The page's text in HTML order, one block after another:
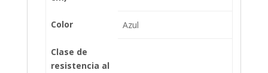
Color Azul
Clase de
resistencia al